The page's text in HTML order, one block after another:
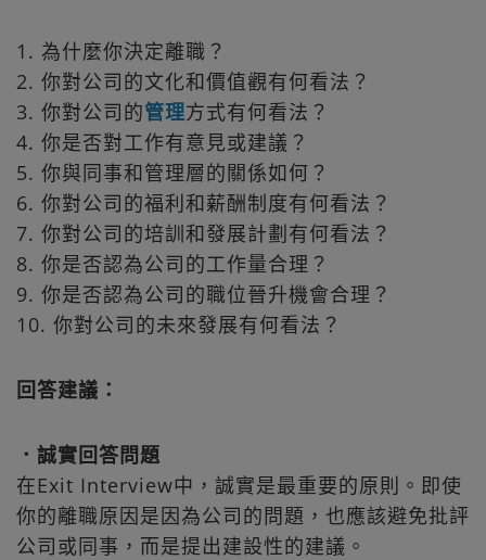
1. 為什麼你決定離職？
2. 你對公司的文化和價值觀有何看法？
3. 你對公司的管理方式有何看法？
4. 你是否對工作有意見或建議？
5. 你與同事和管理層的關係如何？
6. 你對公司的福利和薪酬制度有何看法？
7. 你對公司的培訓和發展計劃有何看法？
8. 你是否認為公司的工作量合理？
9. 你是否認為公司的職位晉升機會合理？
10. 你對公司的未來發展有何看法？
回答建議：
．誠實回答問題
在Exit Interview中，誠實是最重要的原則。即使
你的離職原因是因為公司的問題，也應該避免批評
公司或同事，而是提出建設性的建議。